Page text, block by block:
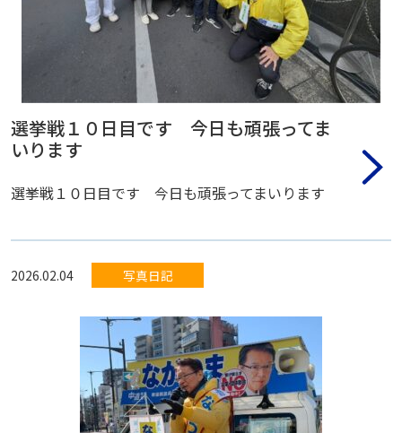
選挙戦１０日目です 今日も頑張ってま
いります
選挙戦１０日目です 今日も頑張ってまいります
2026.02.04 写真日記